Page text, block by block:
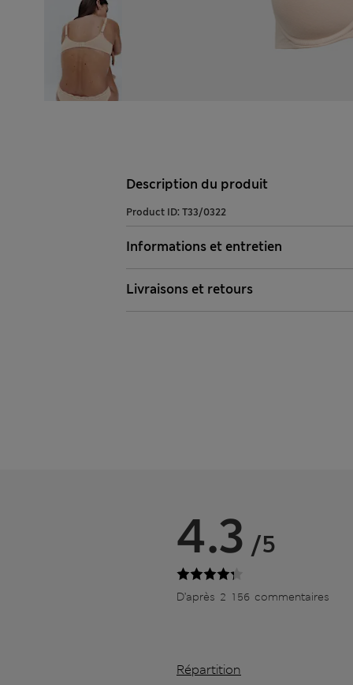
Description du produit
Product ID: T33/0322
Informations et entretien
Livraisons et retours
4.3 /5
D’après 2 156 commentaires
Répartition